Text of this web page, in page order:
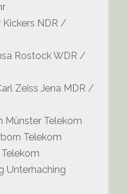
Kickers NDR /
Rostock WDR /
Zeiss Jena MDR /
Münster Telekom
Telekom
Unterhaching